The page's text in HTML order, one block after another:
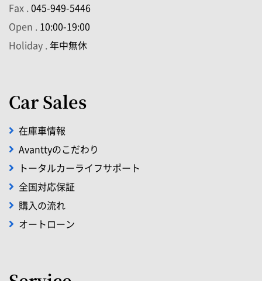
Fax .045-949-5446
Open . 10:00-19:00
Holiday .年中無休
Car Sales
在庫車情報
Avanttyのこだわり
トータルカーライフサポート
全国対応保証
購入の流れ
オートローン